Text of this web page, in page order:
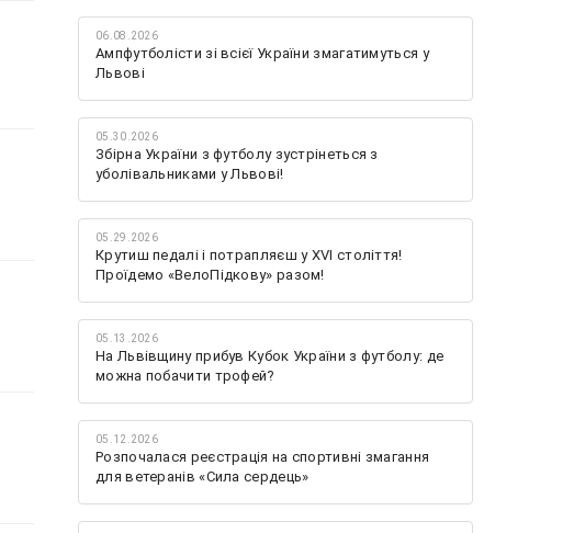
06.08.2026
Ампфутболісти зі всієї України змагатимуться у
Львові
05.30.2026
Збірна України з футболу зустрінеться з
уболівальниками у Львові!
05.29.2026
Крутиш педалі і потрапляєш у XVI століття!
Проїдемо «ВелоПідкову» разом!
05.13.2026
На Львівщину прибув Кубок України з футболу: де
можна побачити трофей?
05.12.2026
Розпочалася реєстрація на спортивні змагання
для ветеранів «Сила сердець»